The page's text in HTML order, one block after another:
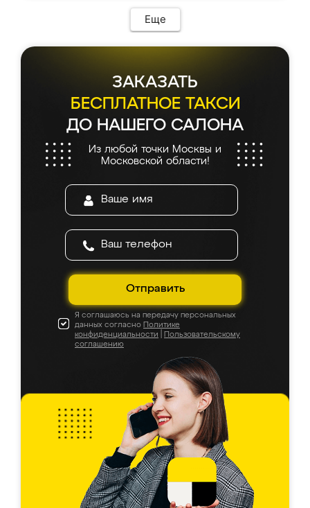
Еще
ЗАКАЗАТЬ
БЕСПЛАТНОЕ ТАКСИ
ДО НАШЕГО САЛОНА
Из любой точки Москвы и
Московской области!
Отправить
Я соглашаюсь на передачу персональных
данных согласно Политике
конфиденциальности
Пользовательскому
соглашению